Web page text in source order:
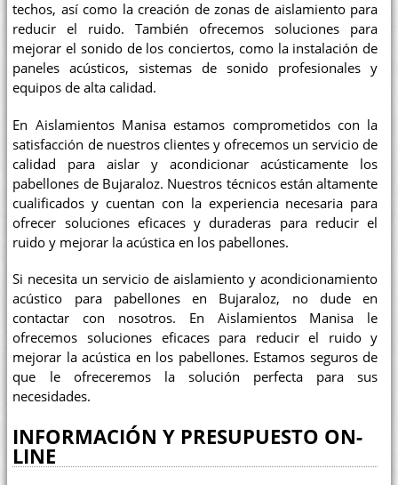
techos, así como la creación de zonas de aislamiento para
reducir el ruido. También ofrecemos soluciones para
mejorar el sonido de los conciertos, como la instalación de
paneles acústicos, sistemas de sonido profesionales y
equipos de alta calidad.
En Aislamientos Manisa estamos comprometidos con la
satisfacción de nuestros clientes y ofrecemos un servicio de
calidad para aislar y acondicionar acústicamente los
pabellones de Bujaraloz. Nuestros técnicos están altamente
cualificados y cuentan con la experiencia necesaria para
ofrecer soluciones eficaces y duraderas para reducir el
ruido y mejorar la acústica en los pabellones.
Si necesita un servicio de aislamiento y acondicionamiento
acústico para pabellones en Bujaraloz, no dude en
contactar con nosotros. En Aislamientos Manisa le
ofrecemos soluciones eficaces para reducir el ruido y
mejorar la acústica en los pabellones. Estamos seguros de
que le ofreceremos la solución perfecta para sus
necesidades.
INFORMACIÓN Y PRESUPUESTO ON-
LINE